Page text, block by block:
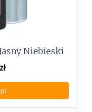
Niebieski
zł